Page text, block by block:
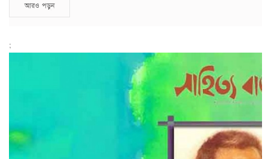
আরও পড়ুন
;